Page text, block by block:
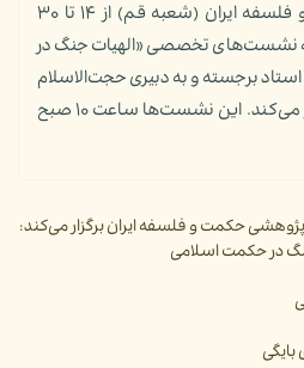
مؤسسه پژوهشی حکمت و فلسفه ایران (شعبه قم) از ۱۴ تا ۳۰
۱۴۰۵، سلسله نشست‌های تخصصی «الهیات جنگ در
حکمت اسلامی» را با حضور ۱۱ استاد برجسته و به دبیری حجت‌الاسلام
دکتر سید احمد غفاری برگزار می‌کند. این نشست‌ها ساعت ۱۰ صبح
حکمت و فلسفه ایران برگزار می‌کند:
در حکمت اسلامی